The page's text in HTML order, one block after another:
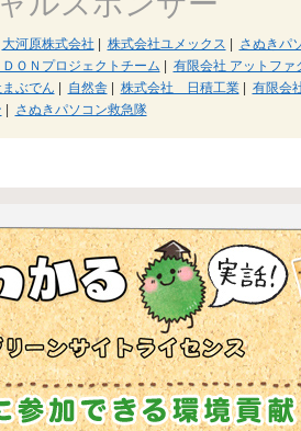
大河原株式会社 株式会社ユメックス さぬきパ
ＤＯＮプロジェクトチーム 有限会社 アットファ
ぶでん 自然舎| 株式会社 日積工業| 有限会
さぬきパソコン救急隊